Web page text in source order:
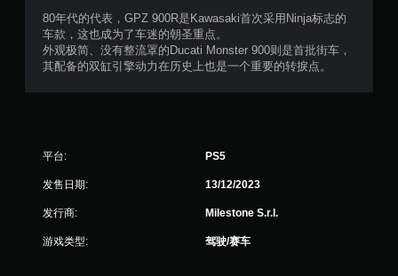
星
，
1
80年代的代表，GPZ 900R是Kawasaki首次采用Ninja标志的
车款，这也成为了车迷的朝圣重点。
外观极简、没有整流罩的Ducati Monster 900则是首批街车，
其配备的双缸引擎动力在历史上也是一个重要的转捩点。
平台: PS5
发售日期: 13/12/2023
发行商: Milestone S.r.l.
游戏类型: 驾驶/赛车